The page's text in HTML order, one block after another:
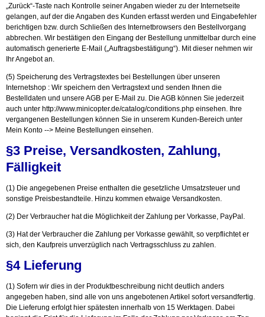
„Zurück“-Taste nach Kontrolle seiner Angaben wieder zu der Internetseite
gelangen, auf der die Angaben des Kunden erfasst werden und Eingabefehler
berichtigen bzw. durch Schließen des Internetbrowsers den Bestellvorgang
abbrechen. Wir bestätigen den Eingang der Bestellung unmittelbar durch eine
automatisch generierte E-Mail („Auftragsbestätigung“). Mit dieser nehmen wir
Ihr Angebot an.
(5) Speicherung des Vertragstextes bei Bestellungen über unseren
Internetshop : Wir speichern den Vertragstext und senden Ihnen die
Bestelldaten und unsere AGB per E-Mail zu. Die AGB können Sie jederzeit
auch unter http://www.minicopter.de/catalog/conditions.php einsehen. Ihre
vergangenen Bestellungen können Sie in unserem Kunden-Bereich unter
Mein Konto --> Meine Bestellungen einsehen.
§3 Preise, Versandkosten, Zahlung,
Fälligkeit
(1) Die angegebenen Preise enthalten die gesetzliche Umsatzsteuer und
sonstige Preisbestandteile. Hinzu kommen etwaige Versandkosten.
(2) Der Verbraucher hat die Möglichkeit der Zahlung per Vorkasse, PayPal.
(3) Hat der Verbraucher die Zahlung per Vorkasse gewählt, so verpflichtet er
sich, den Kaufpreis unverzüglich nach Vertragsschluss zu zahlen.
§4 Lieferung
(1) Sofern wir dies in der Produktbeschreibung nicht deutlich anders
angegeben haben, sind alle von uns angebotenen Artikel sofort versandfertig.
Die Lieferung erfolgt hier spätesten innerhalb von 15 Werktagen. Dabei